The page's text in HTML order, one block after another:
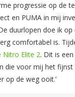
progressie op de
en PUMA in mij
duurlopen doe ik
comfortabel is.
Nitro Elite 2. Dit is
die voor mij het fijnst
op de weg ooit.’